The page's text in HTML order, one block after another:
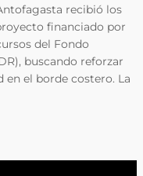
recibió los
financiado por
del Fondo
buscando reforzar
en el borde costero. La